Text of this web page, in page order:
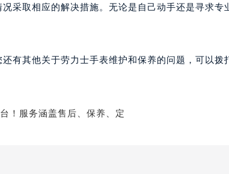
采取相应的解决措施。无论是自己动手还是寻求专
有其他关于劳力士手表维护和保养的问题，可以拨